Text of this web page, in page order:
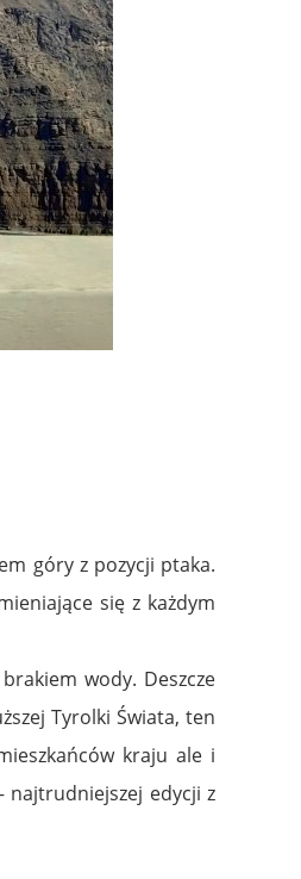
góry z pozycji ptaka.
się z każdym
wody. Deszcze
Tyrolki Świata, ten
kraju ale i
najtrudniejszej edycji z